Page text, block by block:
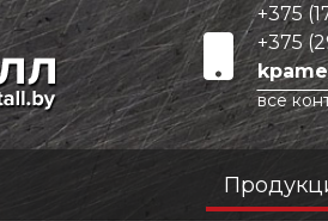
+375
+375
все